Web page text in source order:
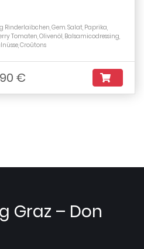
Rinderlaibchen, Gem. Salat, Paprika,
Tomaten, Olivenöl, Balsamicodressing,
Croûtons
€
Graz – Don